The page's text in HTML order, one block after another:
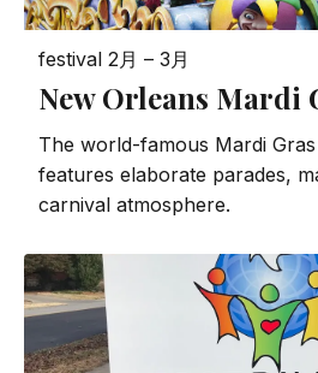
festival 2月 – 3月
New Orleans Mardi
The world-famous Mardi
features elaborate parades,
carnival atmosphere.